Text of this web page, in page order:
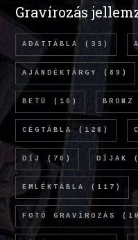
Gravírozás
ADATTÁBLA (33)
AJÁNDÉKTÁRGY (89)
BETŰ (10) BRONZ
CÉGTÁBLA (126)
DÍJ (70) DÍJAK
EMLÉKTÁBLA (117)
FOTÓ GRAVÍROZÁS